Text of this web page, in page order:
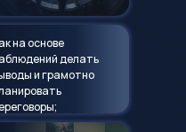
на основе
делать
и грамотно